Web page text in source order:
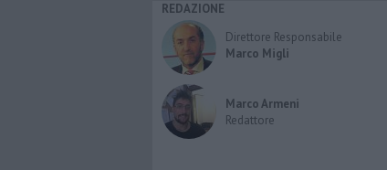
REDAZIONE
Direttore Responsabile
Marco Migli
Marco Armeni
Redattore